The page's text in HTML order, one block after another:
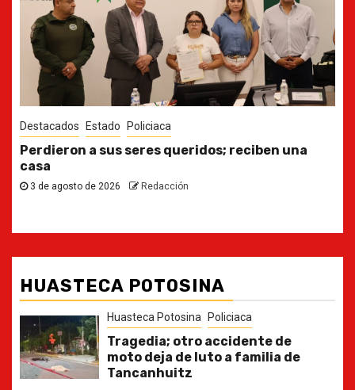
Destacados Estado
Ya casi, el quinto informe del Gobernador
30 de julio de 2026
HUASTECA POTOSINA
Huasteca Potosina Policiaca
Tragedia; otro accidente de
moto deja de luto a familia de
Tancanhuitz